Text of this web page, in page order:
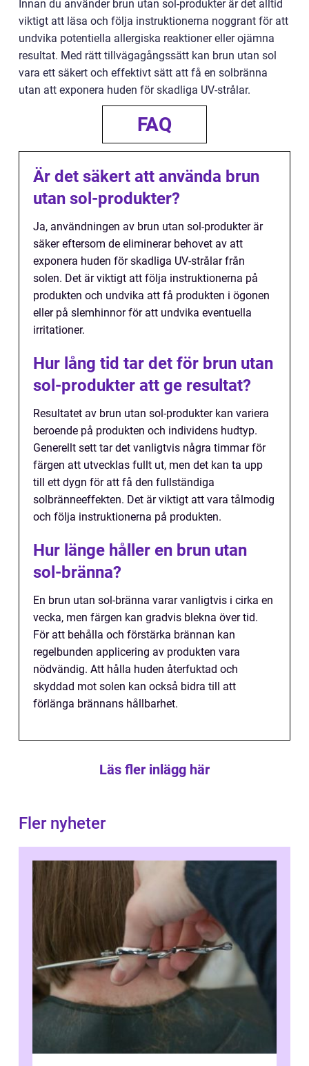
Innan du använder brun utan sol-produkter är det alltid
viktigt att läsa och följa instruktionerna noggrant för att
undvika potentiella allergiska reaktioner eller ojämna
resultat. Med rätt tillvägagångssätt kan brun utan sol
vara ett säkert och effektivt sätt att få en solbränna
utan att exponera huden för skadliga UV-strålar.
FAQ
Är det säkert att använda brun
utan sol-produkter?
Ja, användningen av brun utan sol-produkter är
säker eftersom de eliminerar behovet av att
exponera huden för skadliga UV-strålar från
solen. Det är viktigt att följa instruktionerna på
produkten och undvika att få produkten i ögonen
eller på slemhinnor för att undvika eventuella
irritationer.
Hur lång tid tar det för brun utan
sol-produkter att ge resultat?
Resultatet av brun utan sol-produkter kan variera
beroende på produkten och individens hudtyp.
Generellt sett tar det vanligtvis några timmar för
färgen att utvecklas fullt ut, men det kan ta upp
till ett dygn för att få den fullständiga
solbränneeffekten. Det är viktigt att vara tålmodig
och följa instruktionerna på produkten.
Hur länge håller en brun utan
sol-bränna?
En brun utan sol-bränna varar vanligtvis i cirka en
vecka, men färgen kan gradvis blekna över tid.
För att behålla och förstärka brännan kan
regelbunden applicering av produkten vara
nödvändig. Att hålla huden återfuktad och
skyddad mot solen kan också bidra till att
förlänga brännans hållbarhet.
Läs fler inlägg här
Fler nyheter